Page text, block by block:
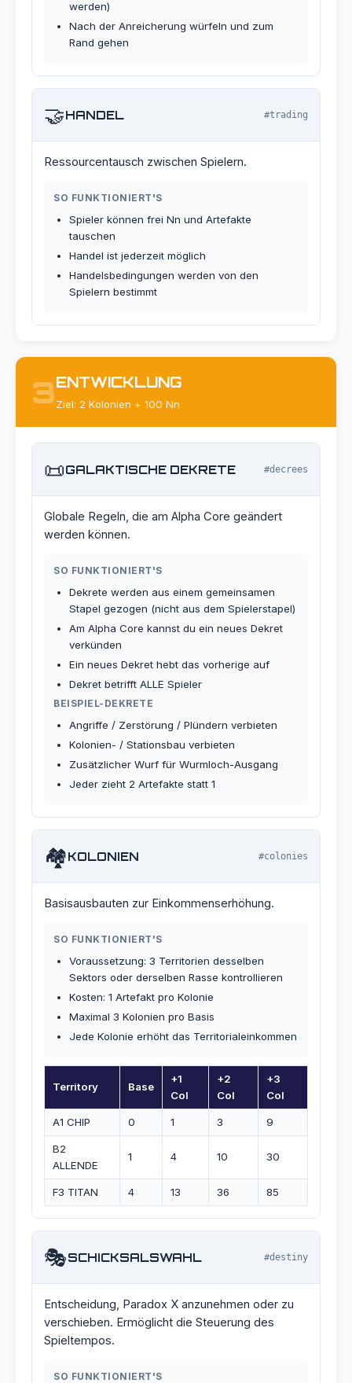
werden)
Nach der Anreicherung würfeln und zum
Rand gehen
🤝HANDEL #trading
Ressourcentausch zwischen Spielern.
SO FUNKTIONIERT'S
Spieler können frei Nn und Artefakte
tauschen
Handel ist jederzeit möglich
Handelsbedingungen werden von den
Spielern bestimmt
3ENTWICKLUNG
Ziel: 2 Kolonien + 100 Nn
📜GALAKTISCHE DEKRETE #decrees
Globale Regeln, die am Alpha Core geändert
werden können.
SO FUNKTIONIERT'S
Dekrete werden aus einem gemeinsamen
Stapel gezogen (nicht aus dem Spielerstapel)
Am Alpha Core kannst du ein neues Dekret
verkünden
Ein neues Dekret hebt das vorherige auf
Dekret betrifft ALLE Spieler
BEISPIEL-DEKRETE
Angriffe / Zerstörung / Plündern verbieten
Kolonien- / Stationsbau verbieten
Zusätzlicher Wurf für Wurmloch-Ausgang
Jeder zieht 2 Artefakte statt 1
🏘️KOLONIEN #colonies
Basisausbauten zur Einkommenserhöhung.
SO FUNKTIONIERT'S
Voraussetzung: 3 Territorien desselben
Sektors oder derselben Rasse kontrollieren
Kosten: 1 Artefakt pro Kolonie
Maximal 3 Kolonien pro Basis
Jede Kolonie erhöht das Territorialeinkommen
Territory Base
+1
Col
+2
Col
+3
Col
A1 CHIP 0 1 3 9
B2
ALLENDE
1 4 10 30
F3 TITAN 4 13 36 85
🎭SCHICKSALSWAHL #destiny
Entscheidung, Paradox X anzunehmen oder zu
verschieben. Ermöglicht die Steuerung des
Spieltempos.
SO FUNKTIONIERT'S